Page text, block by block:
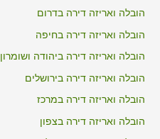
o
r
:
הובלה ואריזה דירה בדרום
הובלה ואריזה דירה בחיפה
הובלה ואריזה דירה ביהודה ושומרון
הובלה ואריזה דירה בירושלים
הובלה ואריזה דירה במרכז
הובלה ואריזה דירה בצפון